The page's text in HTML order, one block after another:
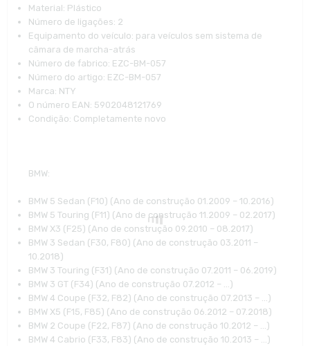
Material: Plástico
Número de ligações: 2
Equipamento do veículo: para veículos sem sistema de
câmara de marcha-atrás
Número de fabrico: EZC-BM-057
Número do artigo: EZC-BM-057
Marca: NTY
O número EAN: 5902048121769
Condição: Completamente novo
BMW:
BMW 5 Sedan (F10) (Ano de construção 01.2009 – 10.2016)
BMW 5 Touring (F11) (Ano de construção 11.2009 – 02.2017)
BMW X3 (F25) (Ano de construção 09.2010 – 08.2017)
BMW 3 Sedan (F30, F80) (Ano de construção 03.2011 –
10.2018)
BMW 3 Touring (F31) (Ano de construção 07.2011 – 06.2019)
BMW 3 GT (F34) (Ano de construção 07.2012 – …)
BMW 4 Coupe (F32, F82) (Ano de construção 07.2013 – …)
BMW X5 (F15, F85) (Ano de construção 06.2012 – 07.2018)
BMW 2 Coupe (F22, F87) (Ano de construção 10.2012 – …)
BMW 4 Cabrio (F33, F83) (Ano de construção 10.2013 – …)